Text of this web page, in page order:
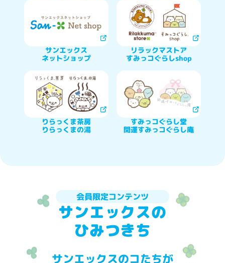
サンエックス
ネットショップ
リラックマストア
すみっコぐらしshop
りらっくま茶房
りらっくまの湯
すみっコぐらし堂
開運すみっコぐらし庵
会員限定コンテンツ
サンエックスの
ひみつきち
サンエックスのコたちが